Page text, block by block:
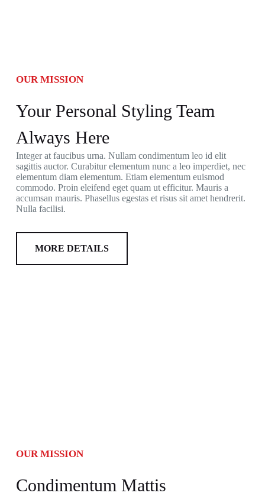
OUR MISSION
Your Personal Styling Team
Always Here
Integer at faucibus urna. Nullam condimentum leo id elit
sagittis auctor. Curabitur elementum nunc a leo imperdiet, nec
elementum diam elementum. Etiam elementum euismod
commodo. Proin eleifend eget quam ut efficitur. Mauris a
accumsan mauris. Phasellus egestas et risus sit amet hendrerit.
Nulla facilisi.
MORE DETAILS
OUR MISSION
Condimentum Mattis